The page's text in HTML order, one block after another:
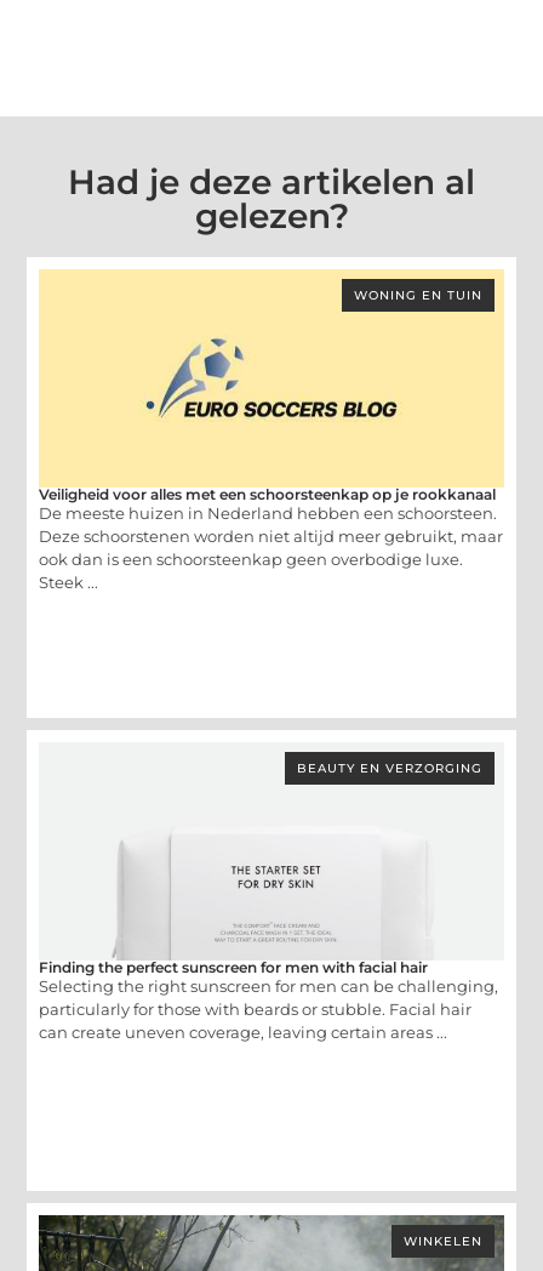
Had je deze artikelen al
gelezen?
WONING EN TUIN
Veiligheid voor alles met een schoorsteenkap op je rookkanaal
De meeste huizen in Nederland hebben een schoorsteen.
Deze schoorstenen worden niet altijd meer gebruikt, maar
ook dan is een schoorsteenkap geen overbodige luxe.
Steek ...
BEAUTY EN VERZORGING
Finding the perfect sunscreen for men with facial hair
Selecting the right sunscreen for men can be challenging,
particularly for those with beards or stubble. Facial hair
can create uneven coverage, leaving certain areas ...
WINKELEN